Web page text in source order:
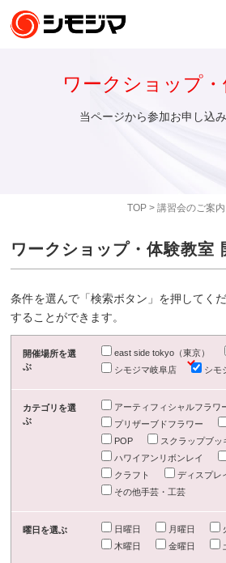
TOP> 講習会のご案内
ワークショップ
当ページから参加お申し込み
ワークショップ・体験教室
条件を選んで「検索ボタン」を押してく
することができます。
開催場所を選
ぶ
east side tokyo（東京）
シモジマ岐阜店
シモ
カテゴリを選
ぶ
アーティフィシャルフラワ
プリザーブドフラワー
POP
スクラップブッ
ハワイアンリボンレイ
クラフト
ディスプレ
その他手芸・工芸
曜日を選ぶ 日曜日 月曜日
木曜日
金曜日